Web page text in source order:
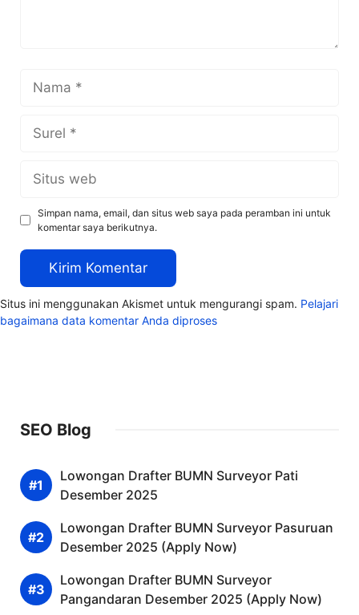
web
Simpan nama, email, dan situs web saya pada peramban ini untuk
komentar saya berikutnya.
Situs ini menggunakan Akismet untuk mengurangi spam. Pelajari
bagaimana data komentar Anda diproses
SEO Blog
Lowongan Drafter BUMN Surveyor Pati
Desember 2025
Lowongan Drafter BUMN Surveyor Pasuruan
Desember 2025 (Apply Now)
Lowongan Drafter BUMN Surveyor
Pangandaran Desember 2025 (Apply Now)